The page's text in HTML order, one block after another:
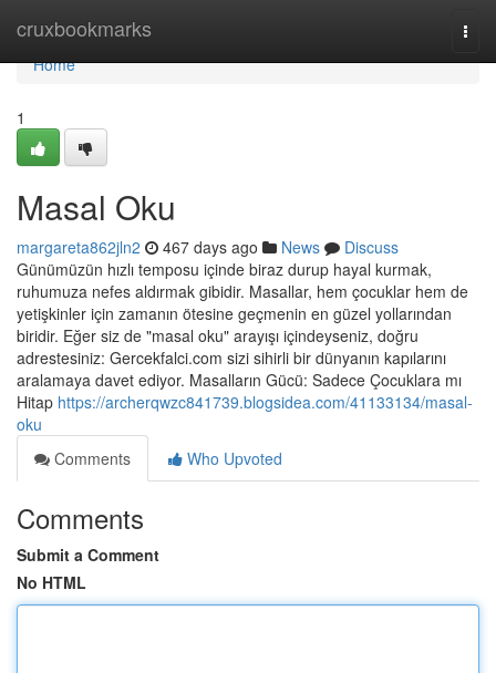
cruxbookmarks
Home
Home
1
Masal Oku
margareta862jln2 467 days ago News
Discuss
Günümüzün hızlı temposu içinde biraz durup hayal kurmak,
ruhumuza nefes aldırmak gibidir. Masallar, hem çocuklar hem de
yetişkinler için zamanın ötesine geçmenin en güzel yollarından
biridir. Eğer siz de "masal oku" arayışı içindeyseniz, doğru
adrestesiniz: Gercekfalci.com sizi sihirli bir dünyanın kapılarını
aralamaya davet ediyor. Masalların Gücü: Sadece Çocuklara mı
Hitap https://archerqwzc841739.blogsidea.com/41133134/masal-
oku
Comments
Who Upvoted
Comments
Submit a Comment
No HTML